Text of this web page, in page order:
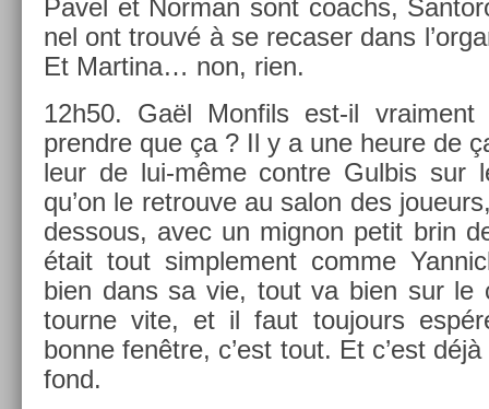
Pavel et Nor­man sont co­achs,
nel ont trouvé à se re­cas­er dans
Et Mar­tina… non, rien.
12h50. Gaël Mon­fils est-il
prendre que ça ? Il y a une heure de
leur de lui-même con­tre Gul­bis sur
qu’on le retro­uve au salon des
de­ss­ous, avec un mig­non petit brin
était tout simple­ment comme
bien dans sa vie, tout va bien sur le
tour­ne vite, et il faut toujours
bonne fenêtre, c’est tout. Et c’est
fond.